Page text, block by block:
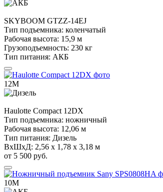
SKYBOOM GTZZ-14EJ
Тип подъемника: коленчатый
Рабочая высота: 15,9 м
Грузоподъемность: 230 кг
Тип питания: АКБ
12М
Haulotte Compact 12DX
Тип подъемника: ножничный
Рабочая высота: 12,06 м
Тип питания: Дизель
ВхШхД: 2,56 х 1,78 х 3,18 м
от 5 500 руб.
10М